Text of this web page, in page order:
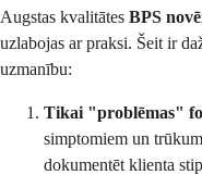
Augstas kvalitātes BPS
uzlabojas ar praksi. Šeit ir
uzmanību:
Tikai "problēmas"
simptomiem un
dokumentēt klienta